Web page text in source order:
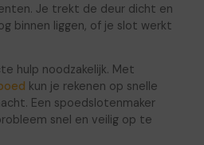
Je trekt de deur dicht en
binnen liggen, of je slot werkt
hulp noodzakelijk. Met
kun je rekenen op snelle
Een spoedslotenmaker
snel en veilig op te